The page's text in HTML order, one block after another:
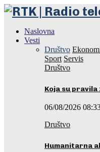
Naslovna
Vesti
Društvo
Sport Servis
Društvo
Koja su
06/08/2026
Društvo
Humanitarna